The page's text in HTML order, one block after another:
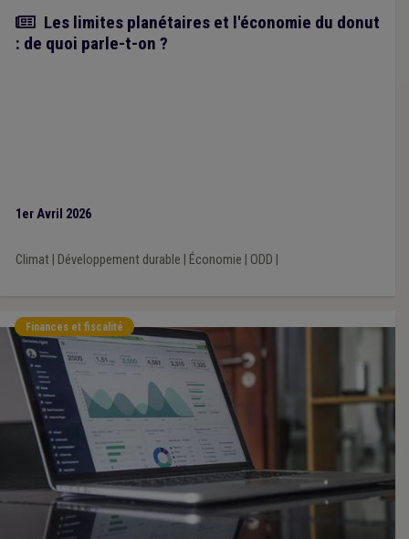
Article
Les limites planétaires et l'économie du donut
: de quoi parle-t-on ?
1er Avril 2026
Climat| Développement durable Économie ODD
Finances et fiscalité